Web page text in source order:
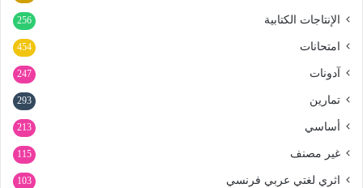
الإنتاجات الكتابية 256
امتحانات 454
آدونات 247
تمارين 293
أساسي 213
غير مصنف 115
اثري لغتي عربي فرنسي 103